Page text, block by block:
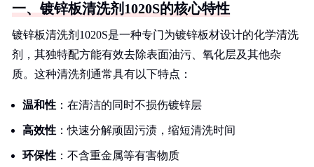
一、镀锌板清洗剂1020S的核心特性
镀锌板清洗剂1020S是一种专门为镀锌板材设计的化学清洗
剂，其独特配方能有效去除表面油污、氧化层及其他杂
质。这种清洗剂通常具有以下特点：
温和性 ：在清洁的同时不损伤镀锌层
高效性 ：快速分解顽固污渍，缩短清洗时间
环保性 ：不含重金属等有害物质